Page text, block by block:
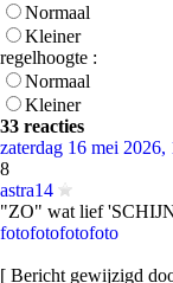
Normaal
Kleiner
regelhoogte :
Normaal
Kleiner
33 reacties
zaterdag 16 mei 2026,
8
astra14
"ZO" wat lief
fotofotofotofoto
[ Bericht gewijzigd